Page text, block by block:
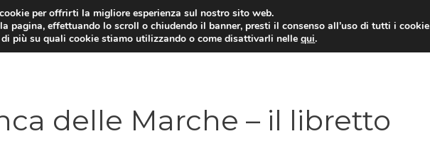
PRESTITI
delle Marche – il libretto
per offrirti la migliore esperienza sul nostro sito web.
pagina, effettuando lo scroll o chiudendo il banner, presti il consenso all’uso di tutti i cookie
di più su quali cookie stiamo utilizzando o come disattivarli nellequi.